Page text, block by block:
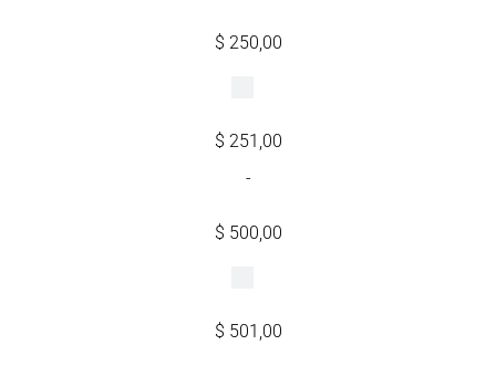
$ 250,00
$ 251,00
-
$ 500,00
$ 501,00